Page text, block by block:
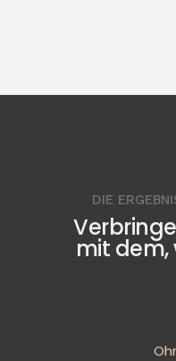
DIE
mit dem,